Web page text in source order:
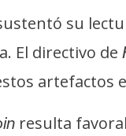
su
El directivo de
resulta